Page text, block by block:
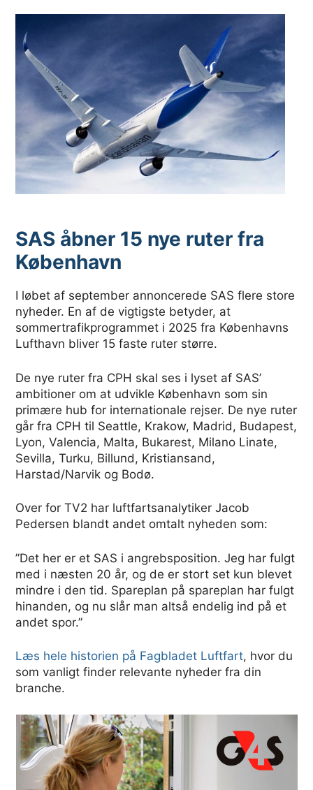
SAS åbner 15 nye ruter fra
København
I løbet af september annoncerede SAS flere store
nyheder. En af de vigtigste betyder, at
sommertrafikprogrammet i 2025 fra Københavns
Lufthavn bliver 15 faste ruter større.
De nye ruter fra CPH skal ses i lyset af SAS’
ambitioner om at udvikle København som sin
primære hub for internationale rejser. De nye ruter
går fra CPH til Seattle, Krakow, Madrid, Budapest,
Lyon, Valencia, Malta, Bukarest, Milano Linate,
Sevilla, Turku, Billund, Kristiansand,
Harstad/Narvik og Bodø.
Over for TV2 har luftfartsanalytiker Jacob
Pedersen blandt andet omtalt nyheden som:
”Det her er et SAS i angrebsposition. Jeg har fulgt
med i næsten 20 år, og de er stort set kun blevet
mindre i den tid. Spareplan på spareplan har fulgt
hinanden, og nu slår man altså endelig ind på et
andet spor.”
Læs hele historien på Fagbladet Luftfart, hvor du
som vanligt finder relevante nyheder fra din
branche.